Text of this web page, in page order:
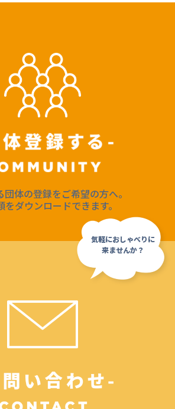
団体の登録をご希望の方へ。
をダウンロードできます。